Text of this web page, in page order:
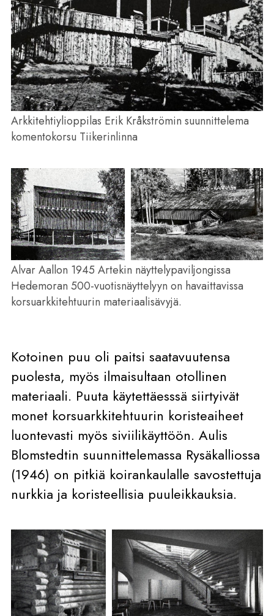
Arkkitehtiylioppilas Erik Kråkströmin suunnittelema
komentokorsu Tiikerinlinna
Alvar Aallon 1945 Artekin näyttelypaviljongissa
Hedemoran 500-vuotisnäyttelyyn on havaittavissa
korsuarkkitehtuurin materiaalisävyjä.
Kotoinen puu oli paitsi saatavuutensa
puolesta, myös ilmaisultaan otollinen
materiaali. Puuta käytettäesssä siirtyivät
monet korsuarkkitehtuurin koristeaiheet
luontevasti myös siviilikäyttöön. Aulis
Blomstedtin suunnittelemassa Rysäkalliossa
(1946) on pitkiä koirankaulalle savostettuja
nurkkia ja koristeellisia puuleikkauksia.